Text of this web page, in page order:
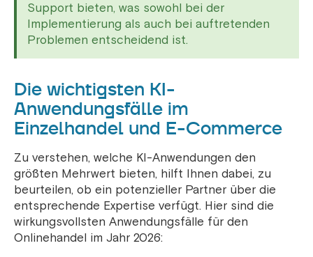
Support bieten, was sowohl bei der
Implementierung als auch bei auftretenden
Problemen entscheidend ist.
Die wichtigsten KI-
Anwendungsfälle im
Einzelhandel und E-Commerce
Zu verstehen, welche KI-Anwendungen den
größten Mehrwert bieten, hilft Ihnen dabei, zu
beurteilen, ob ein potenzieller Partner über die
entsprechende Expertise verfügt. Hier sind die
wirkungsvollsten Anwendungsfälle für den
Onlinehandel im Jahr 2026: